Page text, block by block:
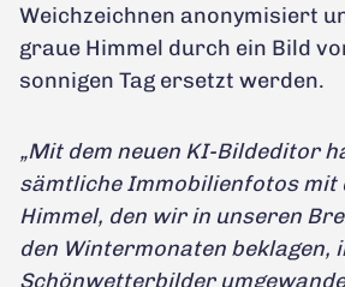
Weichzeichnen anonymisiert
graue Himmel durch ein Bild
sonnigen Tag ersetzt werden.
„Mit dem neuen KI-Bildeditor
sämtliche Immobilienfotos mit
Himmel, den wir in unseren
den Wintermonaten beklagen,
Schönwetterbilder